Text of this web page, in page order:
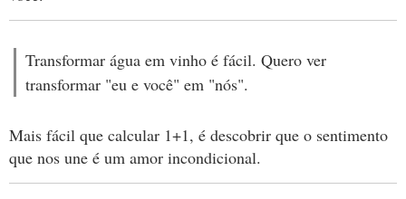
Transformar água em vinho é fácil. Quero ver
transformar "eu e você" em "nós".
Mais fácil que calcular 1+1, é descobrir que o sentimento
que nos une é um amor incondicional.